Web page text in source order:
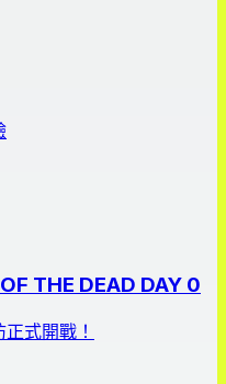
THE DEAD DAY 0
式開戰！